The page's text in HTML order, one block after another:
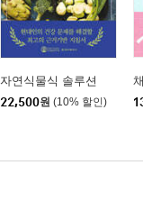
자연식물식 솔루션
22,500원 (10% 할인)